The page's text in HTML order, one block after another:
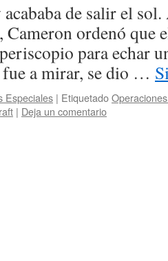
de salir el
Cameron ordenó que
para echar
a mirar, se dio …
Especiales | Etiquetado
| Deja un comentario